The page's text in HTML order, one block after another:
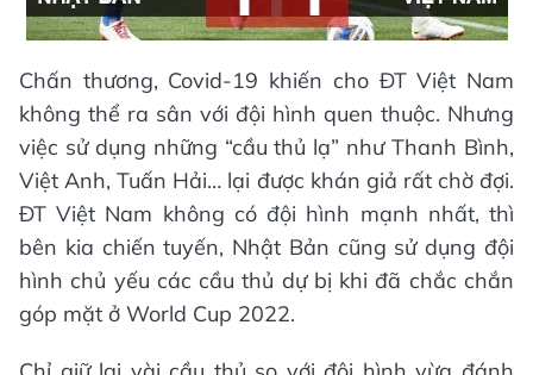
Chấn thương, Covid-19 khiến cho ĐT Việt Nam
không thể ra sân với đội hình quen thuộc. Nhưng
việc sử dụng những “cầu thủ lạ” như Thanh Bình,
Việt Anh, Tuấn Hải… lại được khán giả rất chờ đợi.
ĐT Việt Nam không có đội hình mạnh nhất, thì
bên kia chiến tuyến, Nhật Bản cũng sử dụng đội
hình chủ yếu các cầu thủ dự bị khi đã chắc chắn
góp mặt ở World Cup 2022.